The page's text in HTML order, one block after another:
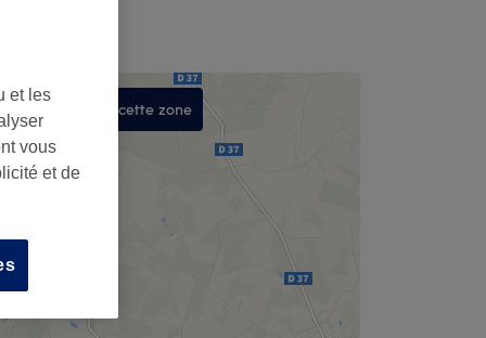
dans cette zone
et les
vous
et de